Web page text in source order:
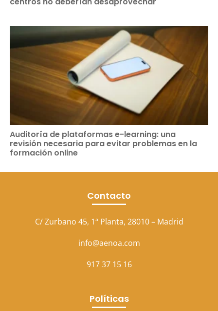
Auditoría de plataformas e-learning: una
revisión necesaria para evitar problemas en la
formación online
Contacto
C/ Zurbano 45, 1ª Planta, 28010 – Madrid
info@aenoa.com
917 37 15 16
Políticas